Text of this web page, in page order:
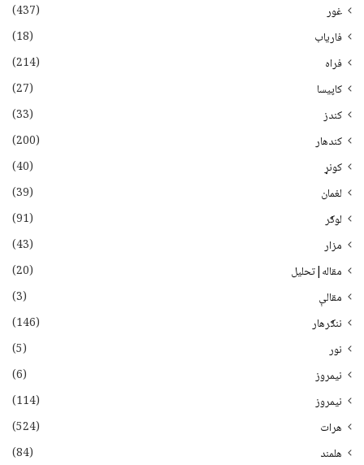
غور
(437)
فاریاب
(18)
فراه
(214)
کاپیسا
(27)
کندز
(33)
کندهار
(200)
کونړ
(40)
لغمان
(39)
لوګر
(91)
مزار
(43)
مقاله|تحلیل
(20)
مقالې
(3)
ننګرهار
(146)
نور
(5)
نيمروز
(6)
نیمروز
(114)
هرات
(524)
هلمند
(84)